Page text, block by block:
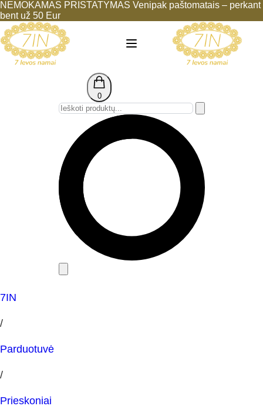
NEMOKAMAS PRISTATYMAS Venipak paštomatais – perkant
bent už 50 Eur
0
7IN
/
Parduotuvė
/
Prieskoniai